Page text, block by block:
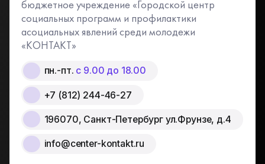
бюджетное учреждение «Городской центр
социальных программ и профилактики
асоциальных явлений среди молодежи
«КОНТАКТ»
пн.-пт. с 9.00 до 18.00
+7 (812) 244-46-27
196070, Санкт-Петербург ул.Фрунзе, д.4
info@center-kontakt.ru